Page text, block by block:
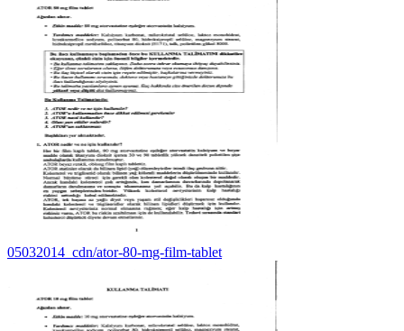
05032014_cdn/ator-80-mg-film-tablet